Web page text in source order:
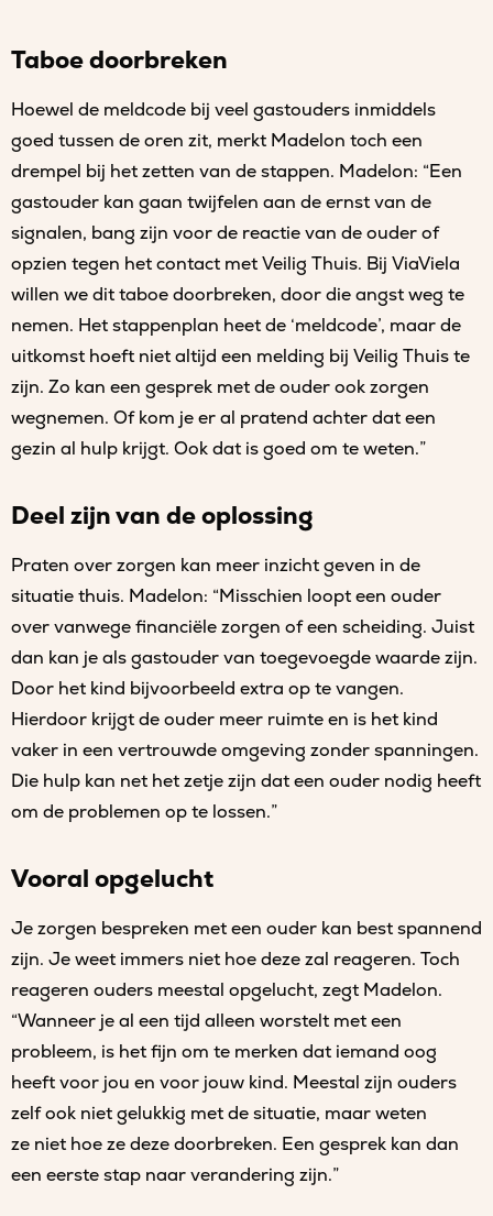
Taboe doorbreken
Hoewel de meldcode bij veel gastouders inmiddels
goed tussen de oren zit, merkt Madelon toch een
drempel bij het zetten van de stappen. Madelon: “Een
gastouder kan gaan twijfelen aan de ernst van de
signalen, bang zijn voor de reactie van de ouder of
opzien tegen het contact met Veilig Thuis. Bij ViaViela
willen we dit taboe doorbreken, door die angst weg te
nemen. Het stappenplan heet de ‘meldcode’, maar de
uitkomst hoeft niet altijd een melding bij Veilig Thuis te
zijn. Zo kan een gesprek met de ouder ook zorgen
wegnemen. Of kom je er al pratend achter dat een
gezin al hulp krijgt. Ook dat is goed om te weten.”
Deel zijn van de oplossing
Praten over zorgen kan meer inzicht geven in de
situatie thuis. Madelon: “Misschien loopt een ouder
over vanwege financiële zorgen of een scheiding. Juist
dan kan je als gastouder van toegevoegde waarde zijn.
Door het kind bijvoorbeeld extra op te vangen.
Hierdoor krijgt de ouder meer ruimte en is het kind
vaker in een vertrouwde omgeving zonder spanningen.
Die hulp kan net het zetje zijn dat een ouder nodig heeft
om de problemen op te lossen.”
Vooral opgelucht
Je zorgen bespreken met een ouder kan best spannend
zijn. Je weet immers niet hoe deze zal reageren. Toch
reageren ouders meestal opgelucht, zegt Madelon.
“Wanneer je al een tijd alleen worstelt met een
probleem, is het fijn om te merken dat iemand oog
heeft voor jou en voor jouw kind. Meestal zijn ouders
zelf ook niet gelukkig met de situatie, maar weten
ze niet hoe ze deze doorbreken. Een gesprek kan dan
een eerste stap naar verandering zijn.”